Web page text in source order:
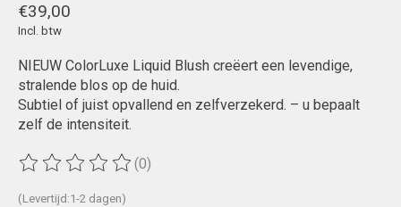
€39,00
Incl. btw
NIEUW ColorLuxe Liquid Blush creëert een levendige,
stralende blos op de huid.
Subtiel of juist opvallend en zelfverzekerd. – u bepaalt
zelf de intensiteit.
De beoordeling van dit product is
(0)
(Levertijd:1-2 dagen)